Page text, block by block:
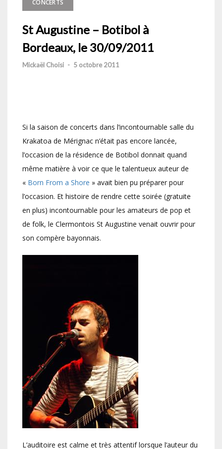
CONCERTS
St Augustine – Botibol à
Bordeaux, le 30/09/2011
Mickaël Choisi - 5 octobre 2011
Si la saison de concerts dans l’incontournable salle du
Krakatoa de Mérignac n’était pas encore lancée,
l’occasion de la résidence de Botibol donnait quand
même matière à voir ce que le talentueux auteur de
« Born From a Shore » avait bien pu préparer pour
l’occasion. Et histoire de rendre cette soirée (gratuite
en plus) incontournable pour les amateurs de pop et
de folk, le Clermontois St Augustine venait ouvrir pour
son compère bayonnais.
L’auditoire est calme et très attentif lorsque l’auteur du